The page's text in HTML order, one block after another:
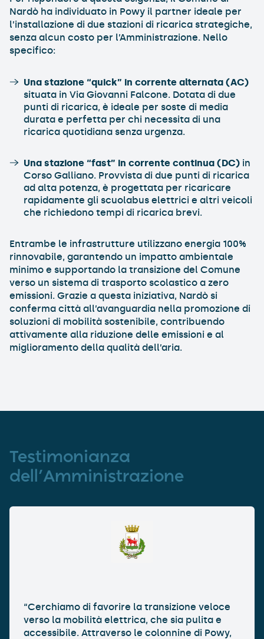
Nardò ha individuato in Powy il partner ideale per
l’installazione di due stazioni di ricarica strategiche,
senza alcun costo per l’Amministrazione. Nello
specifico:
Una stazione “quick” in corrente alternata (AC)
situata in Via Giovanni Falcone. Dotata di due
punti di ricarica, è ideale per soste di media
durata e perfetta per chi necessita di una
ricarica quotidiana senza urgenza.
Una stazione “fast” in corrente continua (DC) in
Corso Galliano. Provvista di due punti di ricarica
ad alta potenza, è progettata per ricaricare
rapidamente gli scuolabus elettrici e altri veicoli
che richiedono tempi di ricarica brevi.
Entrambe le infrastrutture utilizzano energia 100%
rinnovabile, garantendo un impatto ambientale
minimo e supportando la transizione del Comune
verso un sistema di trasporto scolastico a zero
emissioni. Grazie a questa iniziativa, Nardò si
conferma città all’avanguardia nella promozione di
soluzioni di mobilità sostenibile, contribuendo
attivamente alla riduzione delle emissioni e al
miglioramento della qualità dell’aria.
Testimonianza
dell’Amministrazione
“Cerchiamo di favorire la transizione veloce
verso la mobilità elettrica, che sia pulita e
accessibile. Attraverso le colonnine di Powy,